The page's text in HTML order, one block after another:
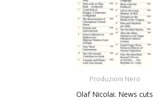
Produzioni Nero
Olaf Nicolai. News cuts